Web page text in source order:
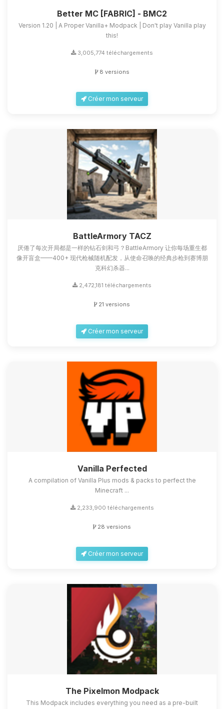
Better MC [FABRIC] - BMC2
Version 1.20 | A Proper Vanilla+ Modpack | Don't play Vanilla play
this!
3,005,774 téléchargements
8 versions
Créer mon serveur
BattleArmory TACZ
厌倦了每次开局都是一样的钻石剑和弓？BattleArmory 让你每场重生都
像开盲盒——400+ 现代枪械随机配发，从使命召唤的经典步枪到赛博朋
克科幻杀器...
2,472,181 téléchargements
21 versions
Créer mon serveur
Vanilla Perfected
A compilation of Vanilla Plus mods & packs to perfect the
Minecraft ...
2,233,900 téléchargements
28 versions
Créer mon serveur
The Pixelmon Modpack
This Modpack includes everything you need as a pre-built
Youpi, enfin quelqu’un pour me
parler ! Moi c’est Choupy, ton petit
assistant BoxToPlay. Dis-moi ce dont
petits circuits pour t’aider.
08/08/2026 à 11:39